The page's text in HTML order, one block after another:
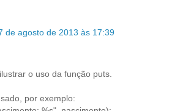
de agosto de 2013 às 17:39
o uso da função puts.
por exemplo: